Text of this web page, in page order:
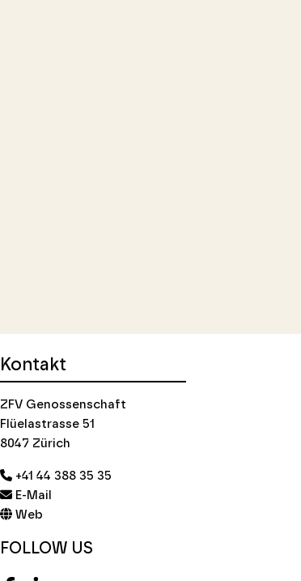
Kontakt
ZFV Genossenschaft
Flüelastrasse 51
8047 Zürich
+41 44 388 35 35
E-Mail
Web
FOLLOW US